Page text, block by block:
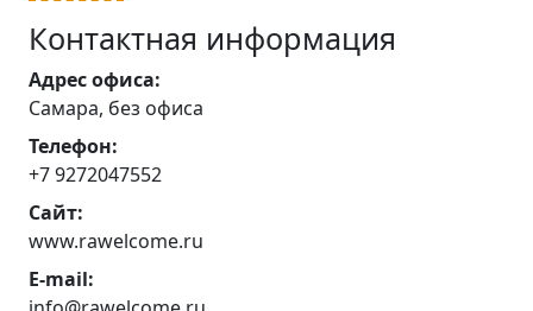
Контактная информация
Адрес офиса:
Самара, без офиса
Телефон:
+7 9272047552
Сайт:
www.rawelcome.ru
E-mail: